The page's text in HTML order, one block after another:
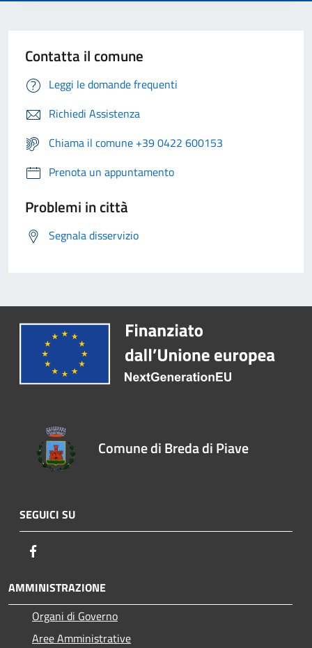
Contatta il comune
Leggi le domande frequenti
Richiedi Assistenza
Chiama il comune +39 0422 600153
Prenota un appuntamento
Problemi in città
Segnala disservizio
Comune di Breda di Piave
SEGUICI SU
AMMINISTRAZIONE
Organi di Governo
Aree Amministrative